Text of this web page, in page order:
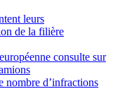
leurs
de la filière
consulte sur
nombre d’infractions